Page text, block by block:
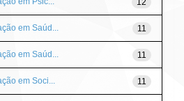
12
11
em Saúd...
11
em Saúd...
11
em Soci...